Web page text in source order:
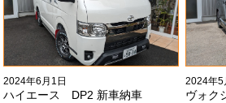
2024年6月1日
ハイエース DP2 新車納車
2024年5
ヴォ